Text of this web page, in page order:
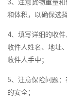
3、注意货物重量
和体积，以确保选
4、填写详细的收
收件人姓名、地址
收件人手中；
5、注意保险问题
的安全；